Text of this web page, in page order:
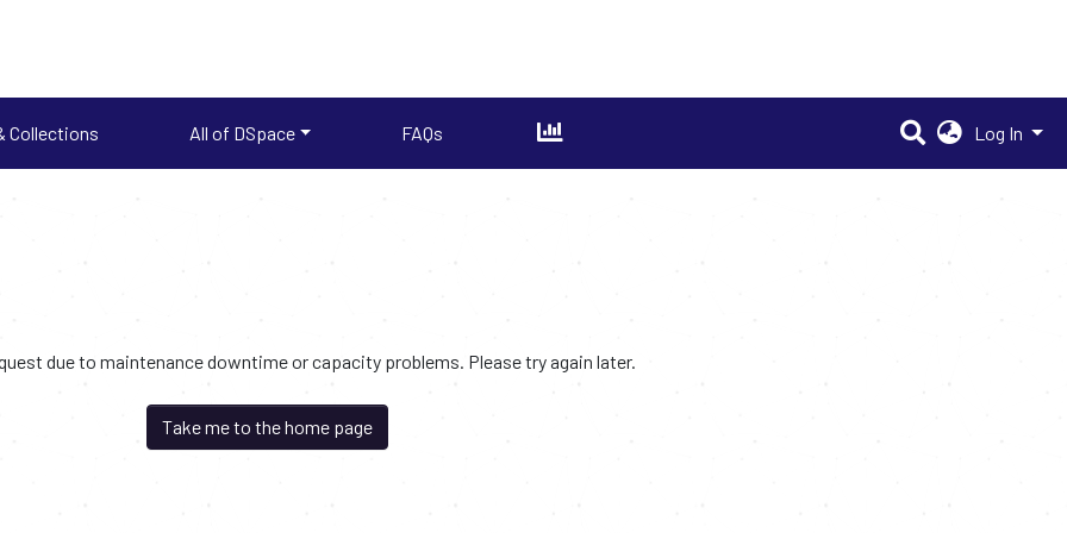
Collections All of DSpace FAQs Log In
due to maintenance downtime or capacity problems. Please try again later.
Take me to the home page